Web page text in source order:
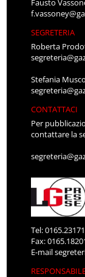
Fausto
SEGRETERIA
Roberta
Stefania
CONTATTACI
Per
contattare la
Tel:
Fax:
E-mail